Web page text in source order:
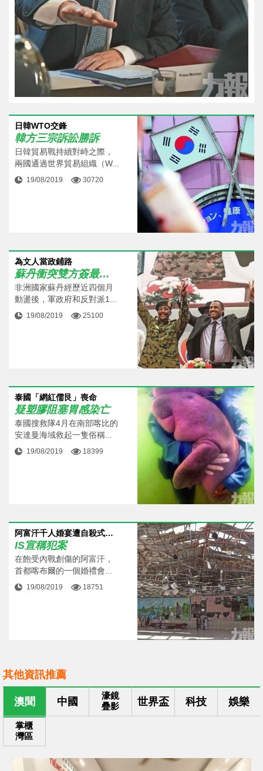
日韓WTO交鋒
韓方三宗訴訟勝訴
日韓貿易戰持續對峙之際，
兩國通過世界貿易組織（W...
19/08/2019 30720
為文人當政鋪路
蘇丹衝突雙方簽最終協議
非洲國家蘇丹經歷近四個月
動盪後，軍政府和反對派1...
19/08/2019 25100
泰國「網紅儒艮」喪命
疑塑膠阻塞胃感染亡
泰國搜救隊4月在南部喀比的
安達曼海域救起一隻俗稱...
19/08/2019 18399
阿富汗千人婚宴遭自殺式攻擊63 死
IS宣稱犯案
在飽受內戰創傷的阿富汗，
首都喀布爾的一個婚禮會...
19/08/2019 18751
其他資訊推薦
澳聞 中國
濠鏡
疊影
世界盃 科技 娛樂
掌櫃
灣區